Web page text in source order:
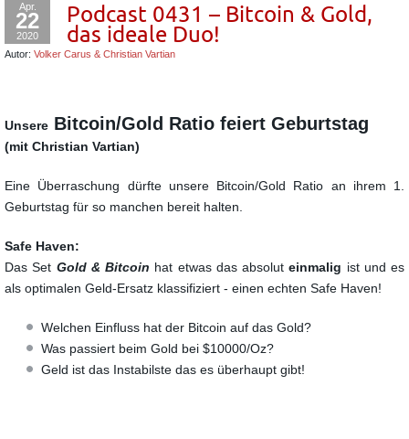
Apr.
22
2020
Podcast 0431 – Bitcoin & Gold,
das ideale Duo!
Autor: Volker Carus & Christian Vartian
Unsere Bitcoin/Gold Ratio feiert Geburtstag
(mit Christian Vartian)
Eine Überraschung dürfte unsere Bitcoin/Gold Ratio an ihrem 1.
Geburtstag für so manchen bereit halten.
Safe Haven:
Das Set Gold & Bitcoin hat etwas das absoluteinmalig ist und es
als optimalen Geld-Ersatz klassifiziert - einen echten Safe Haven!
Welchen Einfluss hat der Bitcoin auf das Gold?
Was passiert beim Gold bei $10000/Oz?
Geld ist das Instabilste das es überhaupt gibt!